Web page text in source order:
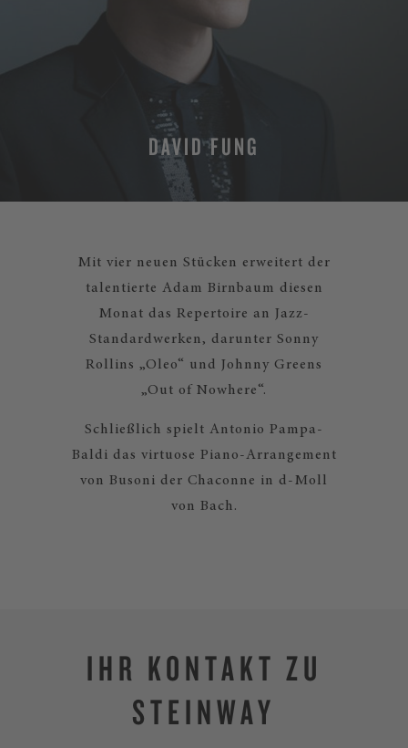
DAVID FUNG
Mit vier neuen Stücken erweitert der
talentierte Adam Birnbaum diesen
Monat das Repertoire an Jazz-
Standardwerken, darunter Sonny
Rollins „Oleo“ und Johnny Greens
„Out of Nowhere“.
Schließlich spielt Antonio Pampa-
Baldi das virtuose Piano-Arrangement
von Busoni der Chaconne in d-Moll
von Bach.
IHR KONTAKT ZU
STEINWAY